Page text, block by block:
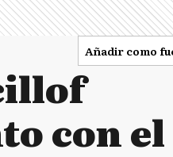
Añadir como
con el